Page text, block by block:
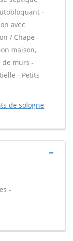
-
avec
/ Chape -
maison,
de murs -
- Petits
de sologne
-